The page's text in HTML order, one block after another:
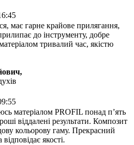
має гарне крайове прилягання,
до інструменту, добре
тривалий час, якістю
матеріалом PROFIL понад п’ять
віддалені результати. Композит
кольорову гаму. Прекрасний
якості.